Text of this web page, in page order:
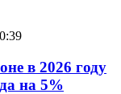
в 2026 году
на 5%